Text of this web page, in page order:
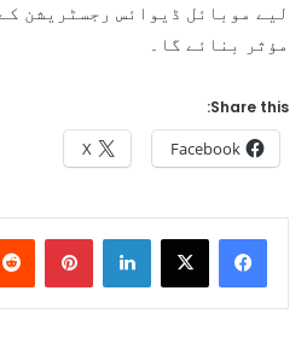
لیے موبائل ڈیوائس رجسٹریشن
مؤثر بنائے گا۔
Share this:
Facebook
X